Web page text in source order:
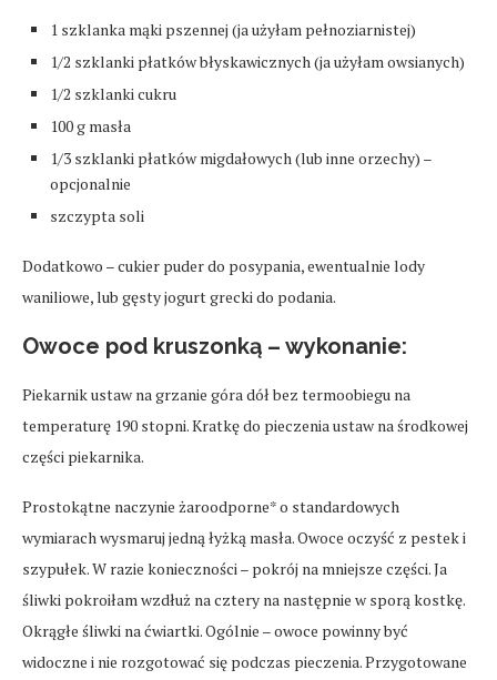
1 szklanka mąki pszennej (ja użyłam pełnoziarnistej)
1/2 szklanki płatków błyskawicznych (ja użyłam owsianych)
1/2 szklanki cukru
100 g masła
1/3 szklanki płatków migdałowych (lub inne orzechy) –
opcjonalnie
szczypta soli
Dodatkowo – cukier puder do posypania, ewentualnie lody
waniliowe, lub gęsty jogurt grecki do podania.
Owoce pod kruszonką – wykonanie:
Piekarnik ustaw na grzanie góra dół bez termoobiegu na
temperaturę 190 stopni. Kratkę do pieczenia ustaw na środkowej
części piekarnika.
Prostokątne naczynie żaroodporne* o standardowych
wymiarach wysmaruj jedną łyżką masła. Owoce oczyść z pestek i
szypułek. W razie konieczności – pokrój na mniejsze części. Ja
śliwki pokroiłam wzdłuż na cztery na następnie w sporą kostkę.
Okrągłe śliwki na ćwiartki. Ogólnie – owoce powinny być
widoczne i nie rozgotować się podczas pieczenia. Przygotowane